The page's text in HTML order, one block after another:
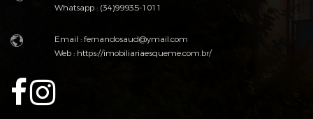
Whatsapp : (34)99935-1011
Email :fernandosaud@ymail.com
Web :https://imobiliariaesqueme.com.br/